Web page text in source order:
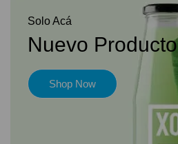
Solo Acá
Nuevo Producto
Shop Now